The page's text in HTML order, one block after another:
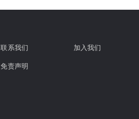
联系我们
加入我们
免责声明